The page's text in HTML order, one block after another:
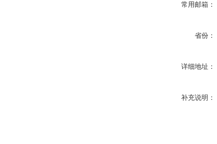
常用邮箱：
省份：
详细地址：
补充说明：